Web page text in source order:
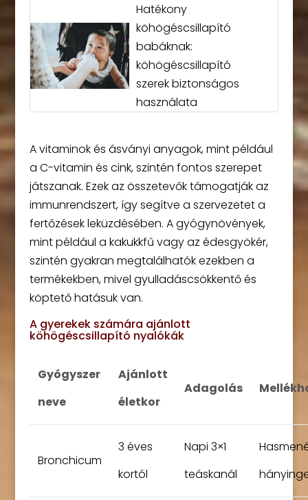
Hatékony
köhögéscsillapító
babáknak:
köhögéscsillapító
szerek biztonságos
használata
A vitaminok és ásványi anyagok, mint például
a C-vitamin és cink, szintén fontos szerepet
játszanak. Ezek az összetevők támogatják az
immunrendszert, így segítve a szervezetet a
fertőzések leküzdésében. A gyógynövények,
mint például a kakukkfű vagy az édesgyökér,
szintén gyakran megtalálhatók ezekben a
termékekben, mivel gyulladáscsökkentő és
köptető hatásuk van.
A gyerekek számára ajánlott
köhögéscsillapító nyalókák
Gyógyszer
neve
Ajánlott
életkor
Adagolás
Bronchicum
3 éves
kortól
Napi 3×1
teáskanál